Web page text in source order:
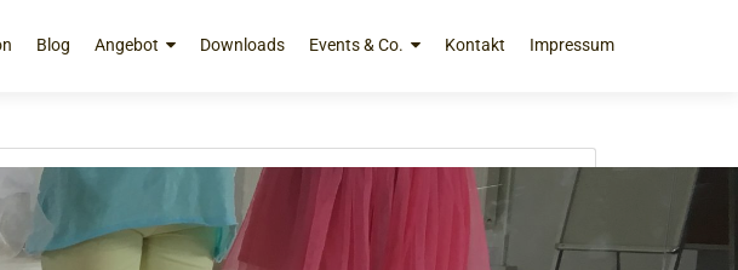
Blog Angebot Downloads Events & Co. Kontakt Impressum